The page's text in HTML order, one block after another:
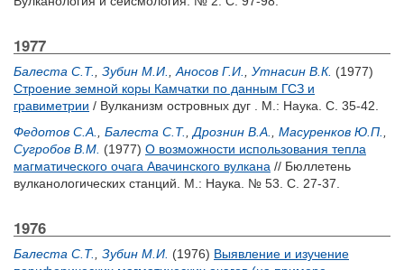
1977
Балеста С.Т. Зубин М.И. Аносов Г.И. Утнасин В.К. (1977)
Строение земной коры Камчатки по данным ГСЗ и
гравиметрии / Вулканизм островных дуг . М.: Наука. С. 35-42.
Федотов С.А.
Балеста С.Т. Дрознин В.А. Масуренков Ю.П.
Сугробов В.М. (1977) О возможности использования тепла
магматического очага Авачинского вулкана // Бюллетень
вулканологических станций. М.: Наука. № 53. С. 27-37.
1976
Балеста С.Т. Зубин М.И. (1976) Выявление и изучение